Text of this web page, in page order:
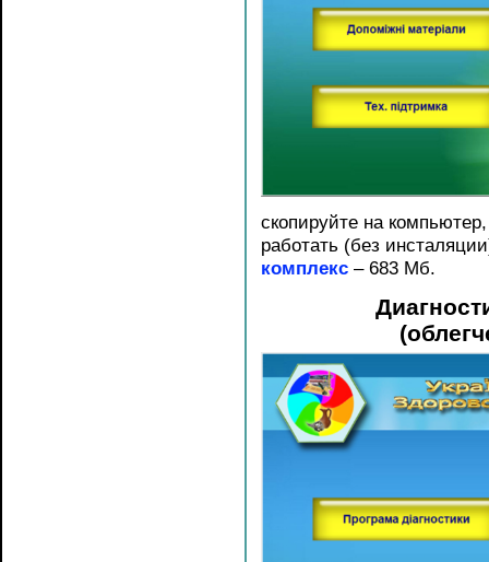
скопируйте на
работать (без
комплекс – 683 Мб.